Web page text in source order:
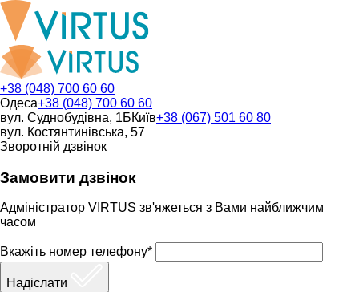
+38 (048) 700 60 60
Одеса+38 (048) 700 60 60
вул. Суднобудівна, 1БКиїв+38 (067) 501 60 80
вул. Костянтинівська, 57
Зворотній дзвінок
Замовити дзвінок
Адміністратор VIRTUS зв'яжеться з Вами найближчим
часом
Вкажіть номер телефону*
Надіслати